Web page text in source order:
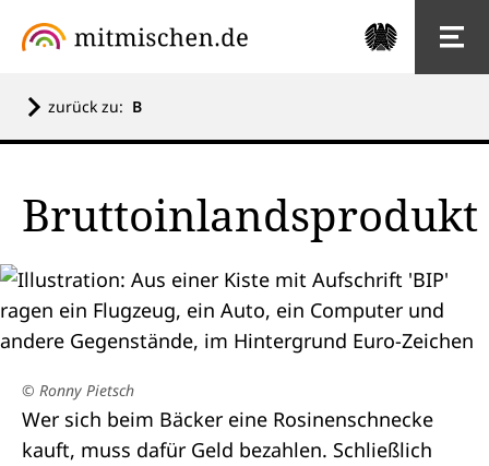
zurück zu: B
Bruttoinlandsprodukt
© Ronny Pietsch
Wer sich beim Bäcker eine Rosinenschnecke
kauft, muss dafür Geld bezahlen. Schließlich